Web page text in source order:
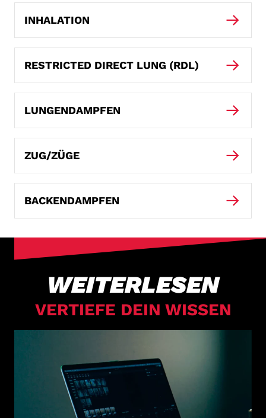
INHALATION
RESTRICTED DIRECT LUNG (RDL)
LUNGENDAMPFEN
ZUG/ZÜGE
BACKENDAMPFEN
WEITERLESEN
VERTIEFE DEIN WISSEN